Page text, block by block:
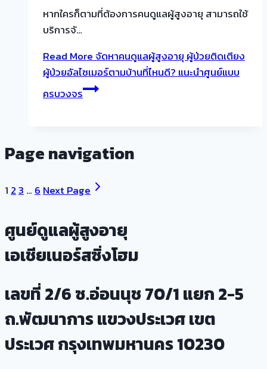
หากใครก็ตามที่ต้องการคนดูแลผู้สูงอายุ สามารถใช้
บริการจั…
Read Moreจัดหาคนดูแลผู้สูงอายุ ผู้ป่วยติดเตียง
ผู้ป่วยอัลไซเมอร์ตามบ้านที่ไหนดี? แนะนำศูนย์แบบ
ครบวงจร
Page navigation
1 23 …6 Next Page
ศูนย์ดูแลผู้สูงอายุ
เอเชียเนอร์สซิ่งโฮม
เลขที่ 2/6 ซ.อ่อนนุช 70/1 แยก 2-5
ถ.พัฒนาการ แขวงประเวศ เขต
ประเวศ กรุงเทพมหานคร 10230